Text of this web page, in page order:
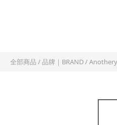
全部商品 /品牌｜BRAND/